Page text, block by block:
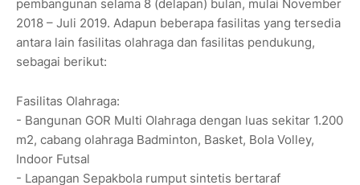
pembangunan selama 8 (delapan) bulan, mulai November
2018 – Juli 2019. Adapun beberapa fasilitas yang tersedia
antara lain fasilitas olahraga dan fasilitas pendukung,
sebagai berikut:
Fasilitas Olahraga:
- Bangunan GOR Multi Olahraga dengan luas sekitar 1.200
m2, cabang olahraga Badminton, Basket, Bola Volley,
Indoor Futsal
- Lapangan Sepakbola rumput sintetis bertaraf